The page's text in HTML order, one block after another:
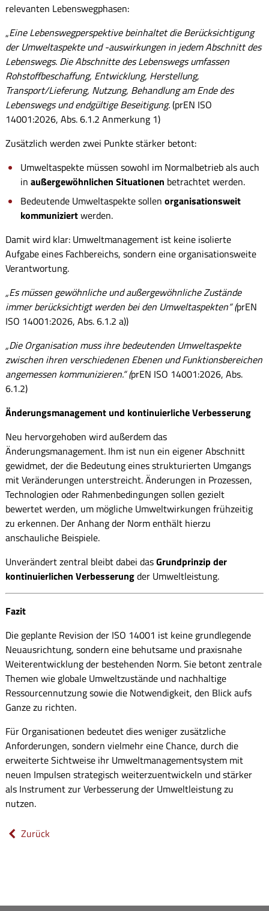
relevanten Lebenswegphasen:
„Eine Lebenswegperspektive beinhaltet die Berücksichtigung
der Umweltaspekte und -auswirkungen in jedem Abschnitt des
Lebenswegs. Die Abschnitte des Lebenswegs umfassen
Rohstoffbeschaffung, Entwicklung, Herstellung,
Transport/Lieferung, Nutzung, Behandlung am Ende des
Lebenswegs und endgültige Beseitigung.(prEN ISO
14001:2026, Abs. 6.1.2 Anmerkung 1)
Zusätzlich werden zwei Punkte stärker betont:
Umweltaspekte müssen sowohl im Normalbetrieb als auch
in außergewöhnlichen Situationen betrachtet werden.
Bedeutende Umweltaspekte sollen organisationsweit
kommuniziertwerden.
Damit wird klar: Umweltmanagement ist keine isolierte
Aufgabe eines Fachbereichs, sondern eine organisationsweite
Verantwortung.
„Es müssen gewöhnliche und außergewöhnliche Zustände
immer berücksichtigt werden bei den Umweltaspekten“ (prEN
ISO 14001:2026, Abs. 6.1.2 a))
„Die Organisation muss ihre bedeutenden Umweltaspekte
zwischen ihren verschiedenen Ebenen und Funktionsbereichen
angemessen kommunizieren.“ (prEN ISO 14001:2026, Abs.
6.1.2)
Änderungsmanagement und kontinuierliche Verbesserung
Neu hervorgehoben wird außerdem das
Änderungsmanagement. Ihm ist nun ein eigener Abschnitt
gewidmet, der die Bedeutung eines strukturierten Umgangs
mit Veränderungen unterstreicht. Änderungen in Prozessen,
Technologien oder Rahmenbedingungen sollen gezielt
bewertet werden, um mögliche Umweltwirkungen frühzeitig
zu erkennen. Der Anhang der Norm enthält hierzu
anschauliche Beispiele.
Unverändert zentral bleibt dabei dasGrundprinzip der
kontinuierlichen Verbesserungder Umweltleistung.
Fazit
Die geplante Revision der ISO 14001 ist keine grundlegende
Neuausrichtung, sondern eine behutsame und praxisnahe
Weiterentwicklung der bestehenden Norm. Sie betont zentrale
Themen wie globale Umweltzustände und nachhaltige
Ressourcennutzung sowie die Notwendigkeit, den Blick aufs
Ganze zu richten.
Für Organisationen bedeutet dies weniger zusätzliche
Anforderungen, sondern vielmehr eine Chance, durch die
erweiterte Sichtweise ihr Umweltmanagementsystem mit
neuen Impulsen strategisch weiterzuentwickeln und stärker
als Instrument zur Verbesserung der Umweltleistung zu
nutzen.
Zurück